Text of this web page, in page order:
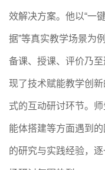
效解决方案。他以“一
据”等真实教学场景为
备课、授课、评价乃
现了技术赋能教学创新
式的互动研讨环节。
能体搭建等方面遇到
的研究与实践经验，